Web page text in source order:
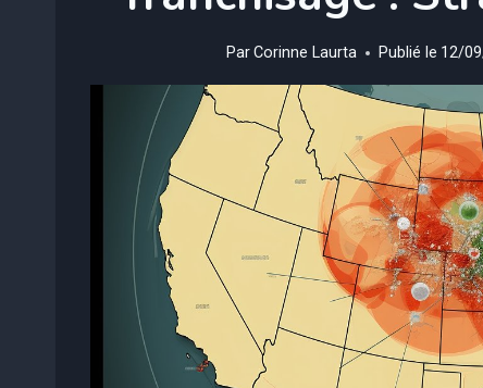
ParCorinne Laurta Publié le 12/